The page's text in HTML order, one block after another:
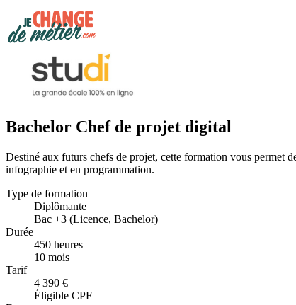
Bachelor Chef de projet digital
Destiné aux futurs chefs de projet, cette formation vous permet
infographie et en programmation.
Type de formation
Diplômante
Bac +3 (Licence, Bachelor)
Durée
450 heures
10 mois
Tarif
4 390 €
Éligible CPF